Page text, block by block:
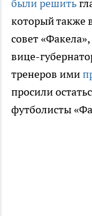
были решить
который также
совет
вице-
тренеров ими
просили
футболисты